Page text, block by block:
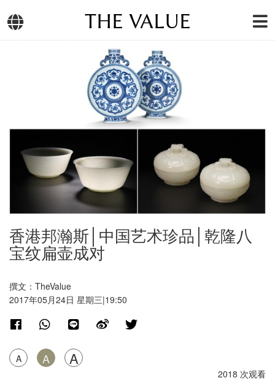
THE VALUE
香港邦瀚斯│中国艺术珍品│乾隆八
宝纹扁壶成对
撰文：TheValue
2017年05月24日 星期三|19:50
A A A
2018 次观看